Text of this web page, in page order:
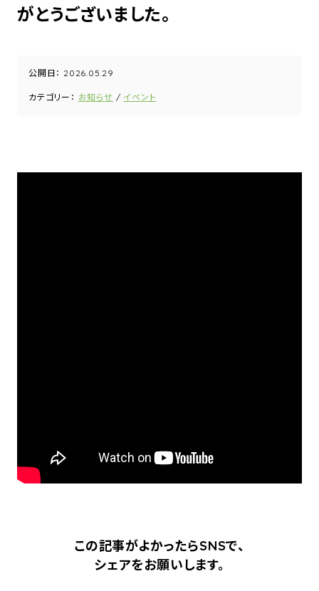
がとうございました。
公開日： 2026.05.29
カテゴリー： お知らせ イベント
この記事がよかったらSNSで、
シェアをお願いします。